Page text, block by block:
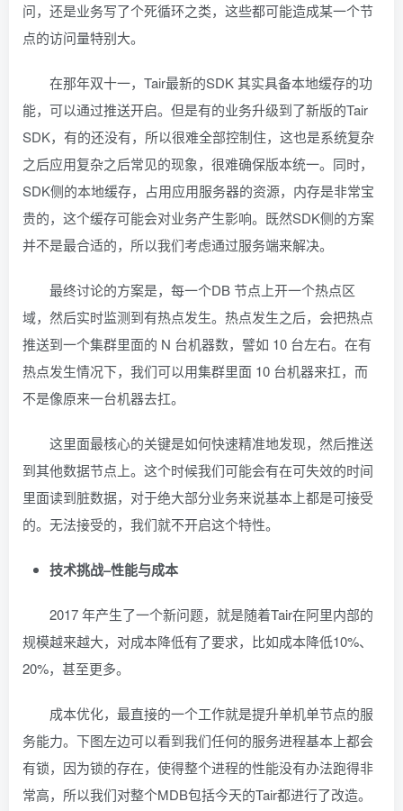
问，还是业务写了个死循环之类，这些都可能造成某一个节
点的访问量特别大。
在那年双十一，Tair最新的SDK 其实具备本地缓存的功
能，可以通过推送开启。但是有的业务升级到了新版的Tair
SDK，有的还没有，所以很难全部控制住，这也是系统复杂
之后应用复杂之后常见的现象，很难确保版本统一。同时，
SDK侧的本地缓存，占用应用服务器的资源，内存是非常宝
贵的，这个缓存可能会对业务产生影响。既然SDK侧的方案
并不是最合适的，所以我们考虑通过服务端来解决。
最终讨论的方案是，每一个DB 节点上开一个热点区
域，然后实时监测到有热点发生。热点发生之后，会把热点
推送到一个集群里面的 N 台机器数，譬如 10 台左右。在有
热点发生情况下，我们可以用集群里面 10 台机器来扛，而
不是像原来一台机器去扛。
这里面最核心的关键是如何快速精准地发现，然后推送
到其他数据节点上。这个时候我们可能会有在可失效的时间
里面读到脏数据，对于绝大部分业务来说基本上都是可接受
的。无法接受的，我们就不开启这个特性。
技术挑战–性能与成本
2017 年产生了一个新问题，就是随着Tair在阿里内部的
规模越来越大，对成本降低有了要求，比如成本降低10%、
20%，甚至更多。
成本优化，最直接的一个工作就是提升单机单节点的服
务能力。下图左边可以看到我们任何的服务进程基本上都会
有锁，因为锁的存在，使得整个进程的性能没有办法跑得非
常高，所以我们对整个MDB包括今天的Tair都进行了改造。